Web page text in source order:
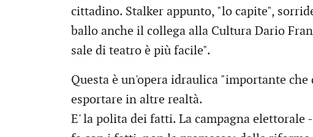
cittadino. Stalker appunto, "lo capite",
ballo anche il collega alla Cultura Dario
sale di teatro è più facile".
Questa è un'opera idraulica "importante che
esportare in altre realtà.
E' la polita dei fatti. La campagna